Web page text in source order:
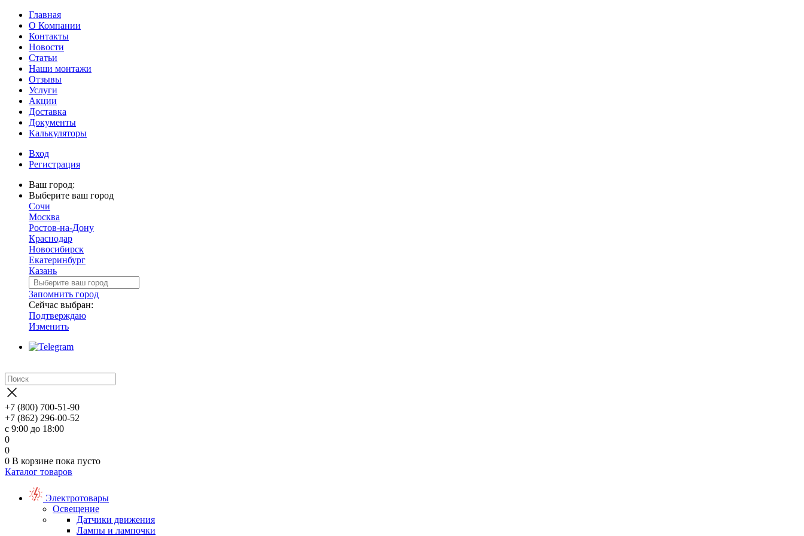
Главная
О Компании
Контакты
Новости
Статьи
Наши монтажи
Отзывы
Услуги
Акции
Доставка
Документы
Калькуляторы
Вход
Регистрация
Ваш город:
Выберите ваш город
Сочи
Москва
Ростов-на-Дону
Краснодар
Новосибирск
Екатеринбург
Казань
Запомнить город
Сейчас выбран:
Подтверждаю
Изменить
+7 (800) 700-51-90
+7 (862) 296-00-52
с 9:00 до 18:00
0
0
0 В корзине пока пусто
Каталог товаров
Электротовары
Освещение
Датчики движения
Лампы и лампочки